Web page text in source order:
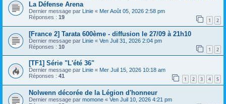
La Défense Arena
Dernier message par Linie « Mer Août 05, 2026 2:58 pm
Réponses : 19 1 2
[France 2] Tarata 600ème - diffusion le 27/09 à 21h10
Dernier message par Linie « Ven Juil 31, 2026 2:04 pm
Réponses : 10 1 2
[TF1] Série "L'été 36"
Dernier message par Linie « Mer Juil 15, 2026 10:18 am
Réponses : 41 1 2 3 4 5
Nolwenn décorée de la Légion d'honneur
Dernier message par momone « Ven Juil 10, 2026 4:21 pm